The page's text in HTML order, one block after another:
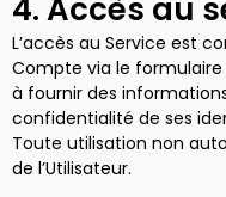
4. Accès au
L’accès au Service est
Compte via le formulaire
à fournir des
confidentialité de ses
Toute utilisation non
de l’Utilisateur.